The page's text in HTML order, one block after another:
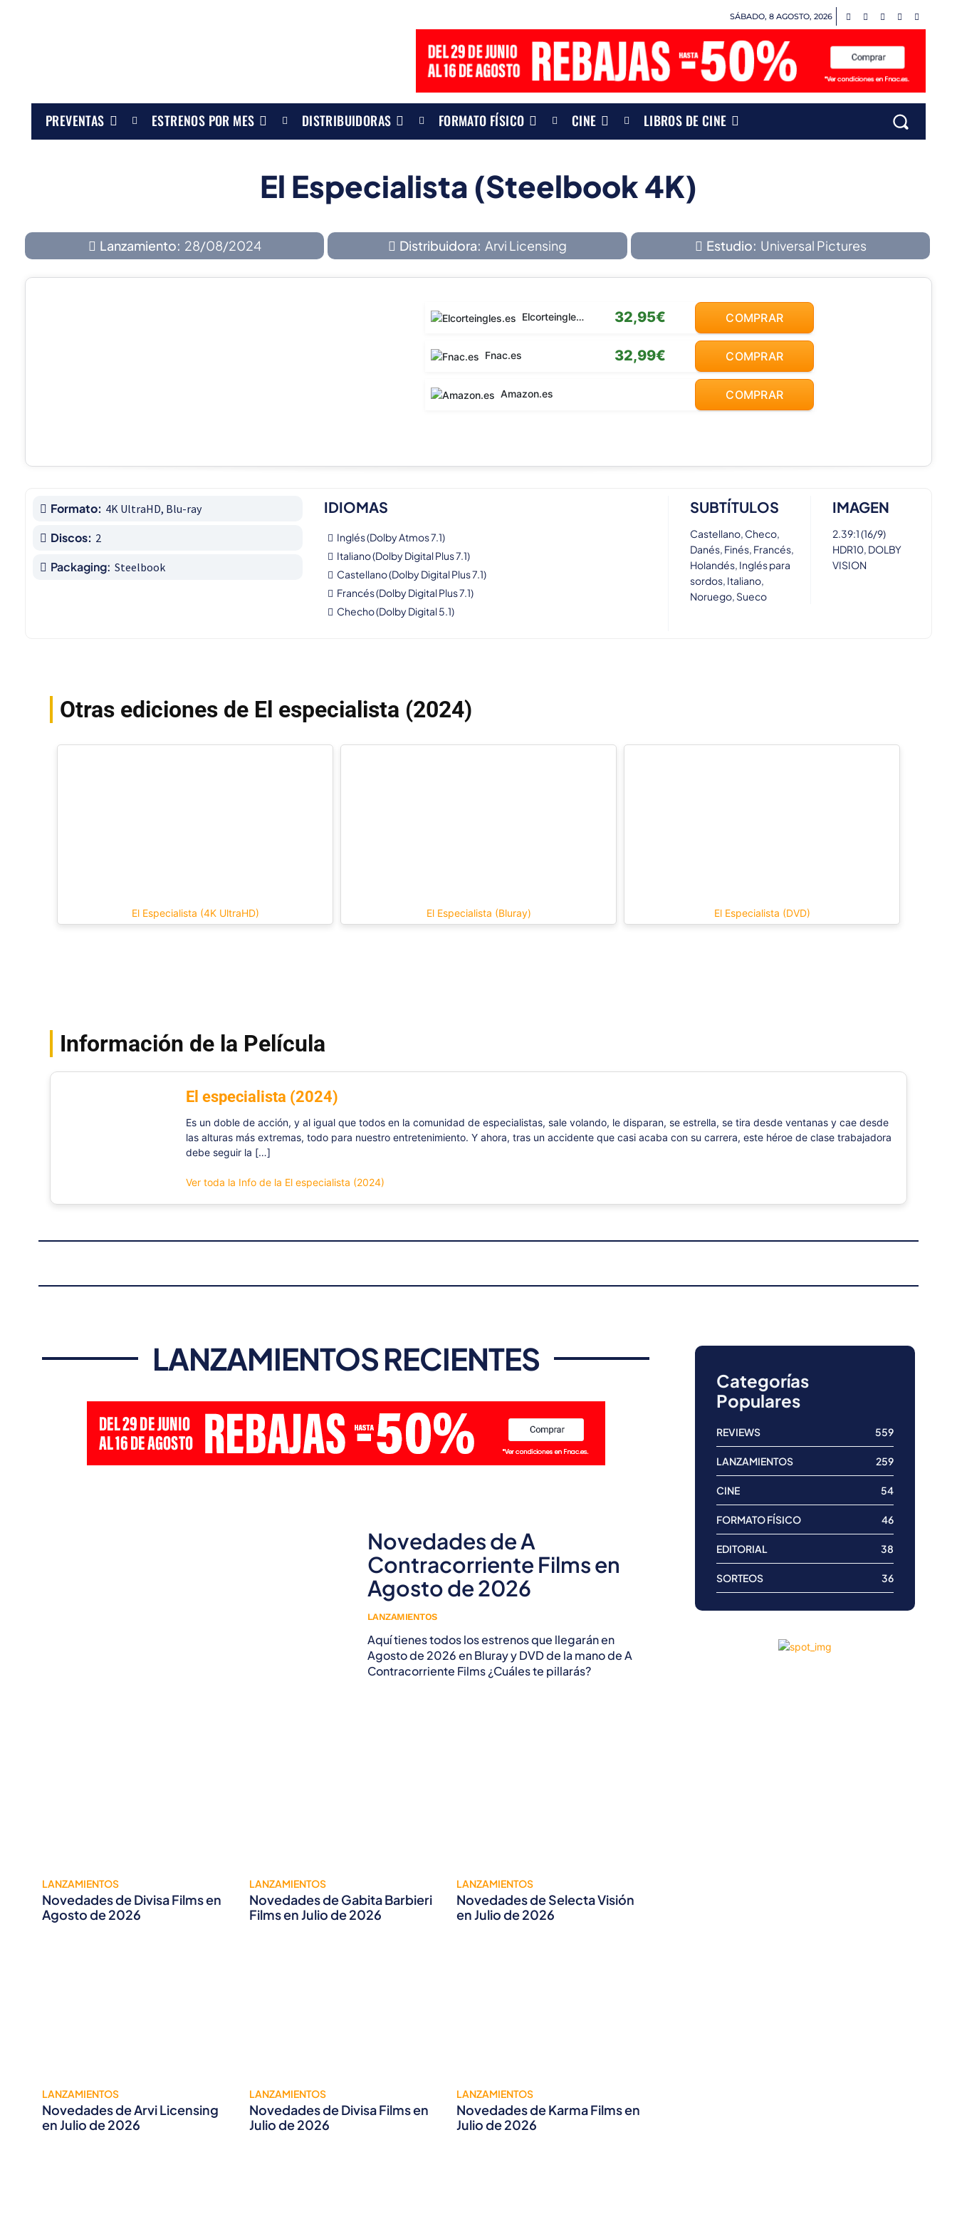
SÁBADO, 8 AGOSTO, 2026
PREVENTAS ESTRENOS POR MES DISTRIBUIDORAS FORMATO FÍSICO CINE LIBROS DE CINE
El Especialista (Steelbook 4K)
Lanzamiento: 28/08/2024 Distribuidora: Arvi Licensing Estudio: Universal Pictures
Elcorteingles.es 32,95€ COMPRAR
Fnac.es 32,99€ COMPRAR
Amazon.es COMPRAR
Formato: 4K UltraHD, Blu-ray
Discos: 2
Packaging: Steelbook
IDIOMAS
Inglés (Dolby Atmos 7.1)
Italiano (Dolby Digital Plus 7.1)
Castellano (Dolby Digital Plus 7.1)
Francés (Dolby Digital Plus 7.1)
Checho (Dolby Digital 5.1)
SUBTÍTULOS
Castellano, Checo,
Danés, Finés, Francés,
Holandés, Inglés para
sordos, Italiano,
Noruego, Sueco
IMAGEN
2.39:1 (16/9)
HDR10, DOLBY
VISION
Otras ediciones de El especialista (2024)
El Especialista (4K UltraHD) El Especialista (Bluray) El Especialista (DVD)
Información de la Película
El especialista (2024)
Es un doble de acción, y al igual que todos en la comunidad de especialistas, sale volando, le disparan, se estrella, se tira desde ventanas y cae desde
las alturas más extremas, todo para nuestro entretenimiento. Y ahora, tras un accidente que casi acaba con su carrera, este héroe de clase trabajadora
debe seguir la […]
Ver toda la Info de la El especialista (2024)
LANZAMIENTOS RECIENTES
Novedades de A
Contracorriente Films en
Agosto de 2026
LANZAMIENTOS
Aquí tienes todos los estrenos que llegarán en
Agosto de 2026 en Bluray y DVD de la mano de A
Contracorriente Films ¿Cuáles te pillarás?
LANZAMIENTOS
Novedades de Divisa Films en
Agosto de 2026
LANZAMIENTOS
Novedades de Gabita Barbieri
Films en Julio de 2026
LANZAMIENTOS
Novedades de Selecta Visión
en Julio de 2026
LANZAMIENTOS
Novedades de Arvi Licensing
en Julio de 2026
LANZAMIENTOS
Novedades de Divisa Films en
Julio de 2026
LANZAMIENTOS
Novedades de Karma Films en
Julio de 2026
Categorías
Populares
REVIEWS 559
LANZAMIENTOS 259
CINE 54
FORMATO FÍSICO 46
EDITORIAL 38
SORTEOS 36